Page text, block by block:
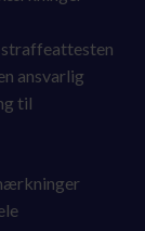
ansvarlig
til